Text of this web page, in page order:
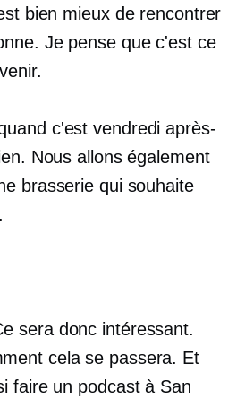
bien mieux de rencontrer
Je pense que c'est ce
c'est vendredi après-
Nous allons également
brasserie qui souhaite
sera donc intéressant.
cela se passera. Et
faire un podcast à San